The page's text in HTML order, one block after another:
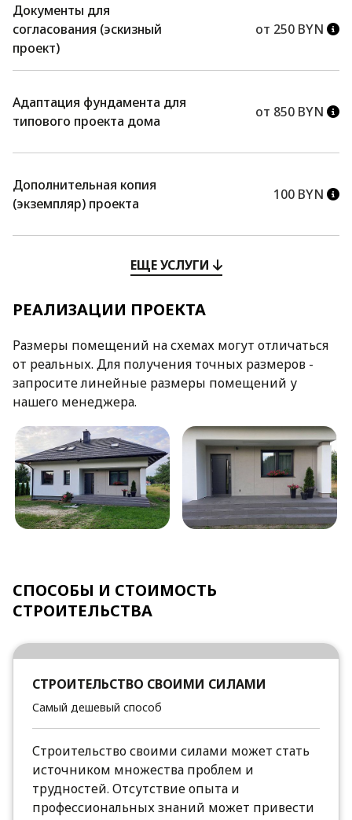
Документы для
согласования (эскизный
проект)
от 250 BYN
Адаптация фундамента для
типового проекта дома
от 850 BYN
Дополнительная копия
(экземпляр) проекта
100 BYN
ЕЩЕ УСЛУГИ
РЕАЛИЗАЦИИ ПРОЕКТА
Размеры помещений на схемах могут отличаться
от реальных. Для получения точных размеров -
запросите линейные размеры помещений у
нашего менеджера.
СПОСОБЫ И СТОИМОСТЬ
СТРОИТЕЛЬСТВА
СТРОИТЕЛЬСТВО СВОИМИ СИЛАМИ
Самый дешевый способ
Строительство своими силами может стать
источником множества проблем и
трудностей. Отсутствие опыта и
профессиональных знаний может привести